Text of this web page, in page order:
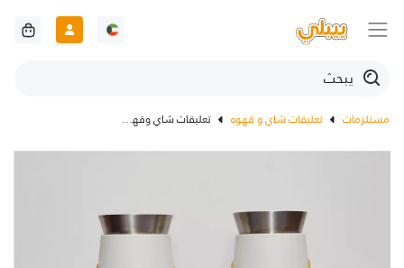
مستلزمات تعليقات شاي و قهوه تعليقات شاي وقهوة مكتوبه بالخط الذهبي